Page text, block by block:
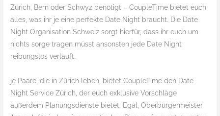
Zürich, Bern oder Schwyz benötigt – CoupleTime bietet euch
alles, was ihr je eine perfekte Date Night braucht. Die Date
Night Organisation Schweiz sorgt hierfür, dass ihr euch um
nichts sorge tragen müsst ansonsten jede Date Night
reibungslos verläuft.
je Paare, die in Zürich leben, bietet CoupleTime den Date
Night Service Zürich, der euch exklusive Vorschläge
außerdem Planungsdienste bietet. Egal, Oberbürgermeister